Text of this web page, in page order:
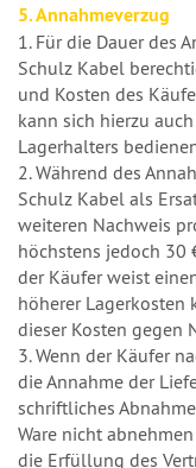
5. Annahmeverzug
1. Für die Dauer des
Schulz Kabel
und Kosten des
kann sich hierzu
Lagerhalters
2. Während des
Schulz Kabel als
weiteren Nachweis
höchstens jedoch 30
der Käufer weist
höherer Lagerkosten
dieser Kosten gegen
3. Wenn der Käufer
die Annahme der
schriftliches
Ware nicht
die Erfüllung des